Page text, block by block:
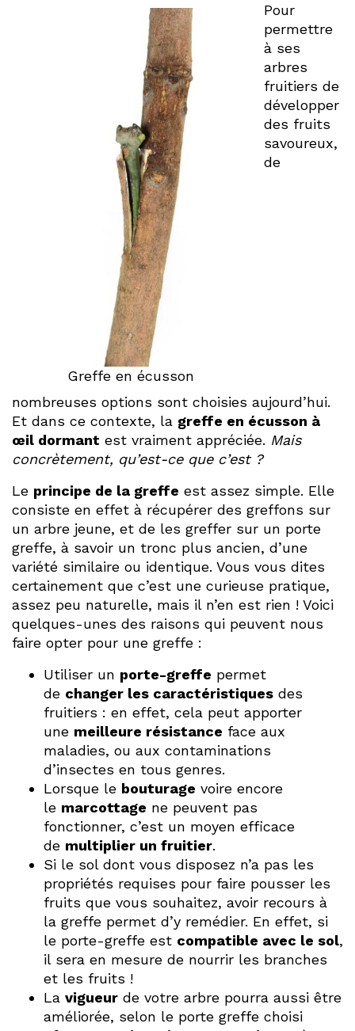
Greffe en écusson
Pour
permettre
à ses
arbres
fruitiers de
développer
des fruits
savoureux,
de
nombreuses options sont choisies aujourd’hui.
Et dans ce contexte, la greffe en écusson à
œil dormant est vraiment appréciée. Mais
concrètement, qu’est-ce que c’est ?
Le principe de la greffe est assez simple. Elle
consiste en effet à récupérer des greffons sur
un arbre jeune, et de les greffer sur un porte
greffe, à savoir un tronc plus ancien, d’une
variété similaire ou identique. Vous vous dites
certainement que c’est une curieuse pratique,
assez peu naturelle, mais il n’en est rien ! Voici
quelques-unes des raisons qui peuvent nous
faire opter pour une greffe :
Utiliser un porte-greffe permet
de changer les caractéristiques des
fruitiers : en effet, cela peut apporter
une meilleure résistance face aux
maladies, ou aux contaminations
d’insectes en tous genres.
Lorsque le bouturage voire encore
le marcottage ne peuvent pas
fonctionner, c’est un moyen efficace
de multiplier un fruitier.
Si le sol dont vous disposez n’a pas les
propriétés requises pour faire pousser les
fruits que vous souhaitez, avoir recours à
la greffe permet d’y remédier. En effet, si
le porte-greffe est compatible avec le sol,
il sera en mesure de nourrir les branches
et les fruits !
La vigueur de votre arbre pourra aussi être
améliorée, selon le porte greffe choisi